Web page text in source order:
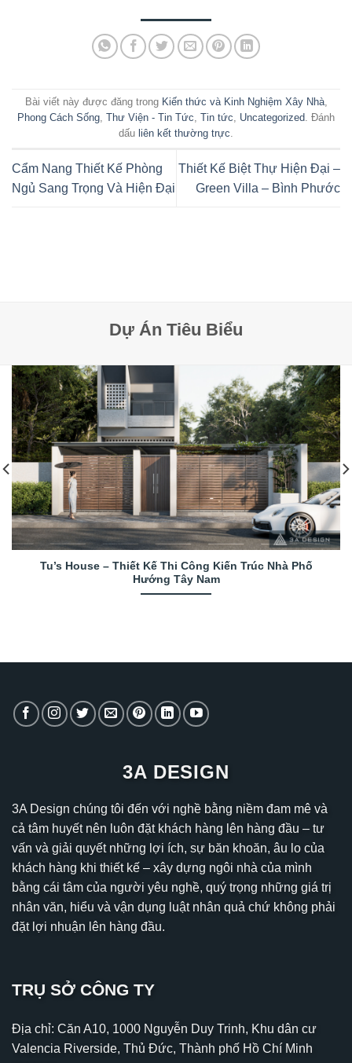
Bài viết này được đăng trong Kiến thức và Kinh Nghiệm Xây Nhà,
Phong Cách Sống, Thư Viện - Tin Tức, Tin tức, Uncategorized. Đánh
dấu liên kết thường trực.
Cẩm Nang Thiết Kế Phòng
Ngủ Sang Trọng Và Hiện Đại
Thiết Kế Biệt Thự Hiện Đại –
Green Villa – Bình Phước
Dự Án Tiêu Biểu
Tu’s House – Thiết Kế Thi Công Kiến Trúc Nhà Phố
Hướng Tây Nam
3A DESIGN
3A Design chúng tôi đến với nghề bằng niềm đam mê và
cả tâm huyết nên luôn đặt khách hàng lên hàng đầu – tư
vấn và giải quyết những lợi ích, sự băn khoăn, âu lo của
khách hàng khi thiết kế – xây dựng ngôi nhà của mình
bằng cái tâm của người yêu nghề, quý trọng những giá trị
nhân văn, hiểu và vận dụng luật nhân quả chứ không phải
đặt lợi nhuận lên hàng đầu.
TRỤ SỞ CÔNG TY
Địa chỉ: Căn A10, 1000 Nguyễn Duy Trinh, Khu dân cư
Valencia Riverside, Thủ Đức, Thành phố Hồ Chí Minh